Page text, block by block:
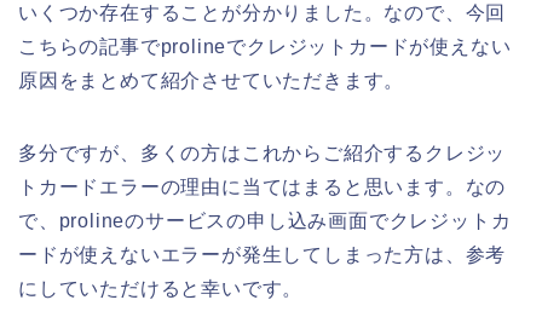
いくつか存在することが分かりました。なので、今回
こちらの記事でprolineでクレジットカードが使えない
原因をまとめて紹介させていただきます。
多分ですが、多くの方はこれからご紹介するクレジッ
トカードエラーの理由に当てはまると思います。なの
で、prolineのサービスの申し込み画面でクレジットカ
ードが使えないエラーが発生してしまった方は、参考
にしていただけると幸いです。